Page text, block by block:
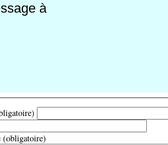
à
(obligatoire)